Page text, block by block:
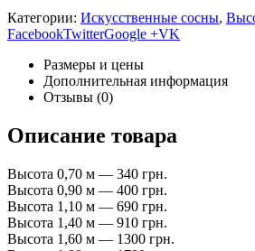
Категории: Искусственные сосны,
FacebookTwitterGoogle +VK
Размеры и цены
Дополнительная информация
Отзывы (0)
Описание товара
Высота 0,70 м — 340 грн.
Высота 0,90 м — 400 грн.
Высота 1,10 м — 690 грн.
Высота 1,40 м — 910 грн.
Высота 1,60 м — 1300 грн.